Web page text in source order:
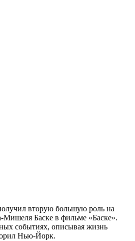
вторую большую роль на
Мишеля Баске в фильме «Баске».
событиях, описывая жизнь
Нью-Йорк.